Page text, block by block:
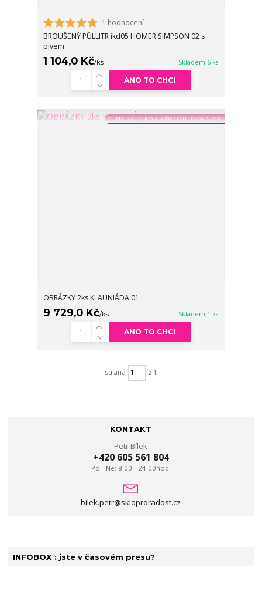
1 hodnocení
BROUŠENÝ PŮLLITR ikd05 HOMER SIMPSON 02 s
pivem
1 104,0 Kč/ks Skladem 6 ks
ANO TO CHCI
CENA ZA DEKOR, PŘILOŽTE TVAR SKLA
OBRÁZKY 2ks KLAUNIÁDA.01
9 729,0 Kč/ks Skladem 1 ks
ANO TO CHCI
strana z 1
KONTAKT
Petr Bílek
+420 605 561 804
Po - Ne: 8:00 - 24:00hod.
bilek.petr@skloproradost.cz
INFOBOX : jste v časovém presu?